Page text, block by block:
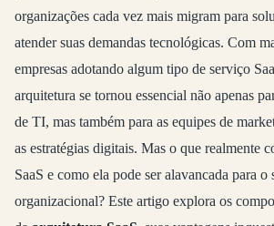
organizações cada vez mais migram para
atender suas demandas tecnológicas. Com
empresas adotando algum tipo de serviço
arquitetura se tornou essencial não apenas
de TI, mas também para as equipes de
as estratégias digitais. Mas o que realmente
SaaS e como ela pode ser alavancada para o
organizacional? Este artigo explora os